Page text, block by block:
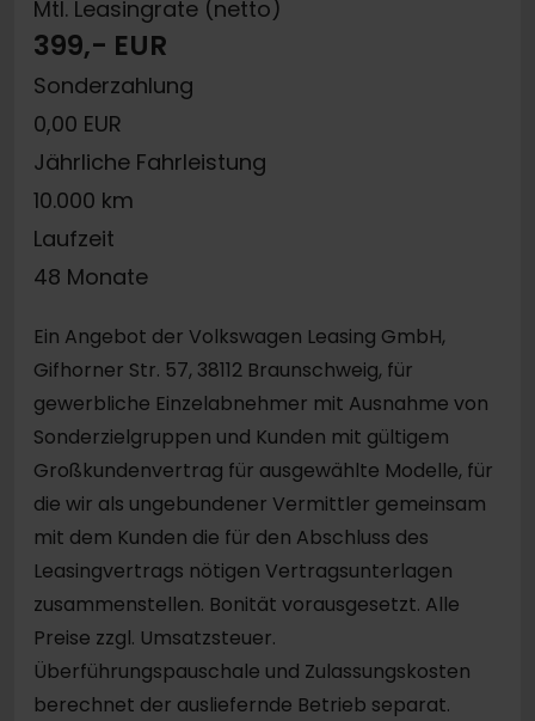
Mtl. Leasingrate (netto)
399,- EUR
Sonderzahlung
0,00 EUR
Jährliche Fahrleistung
10.000 km
Laufzeit
48 Monate
Ein Angebot der Volkswagen Leasing GmbH,
Gifhorner Str. 57, 38112 Braunschweig, für
gewerbliche Einzelabnehmer mit Ausnahme von
Sonderzielgruppen und Kunden mit gültigem
Großkundenvertrag für ausgewählte Modelle, für
die wir als ungebundener Vermittler gemeinsam
mit dem Kunden die für den Abschluss des
Leasingvertrags nötigen Vertragsunterlagen
zusammenstellen. Bonität vorausgesetzt. Alle
Preise zzgl. Umsatzsteuer.
Überführungspauschale und Zulassungskosten
berechnet der ausliefernde Betrieb separat.